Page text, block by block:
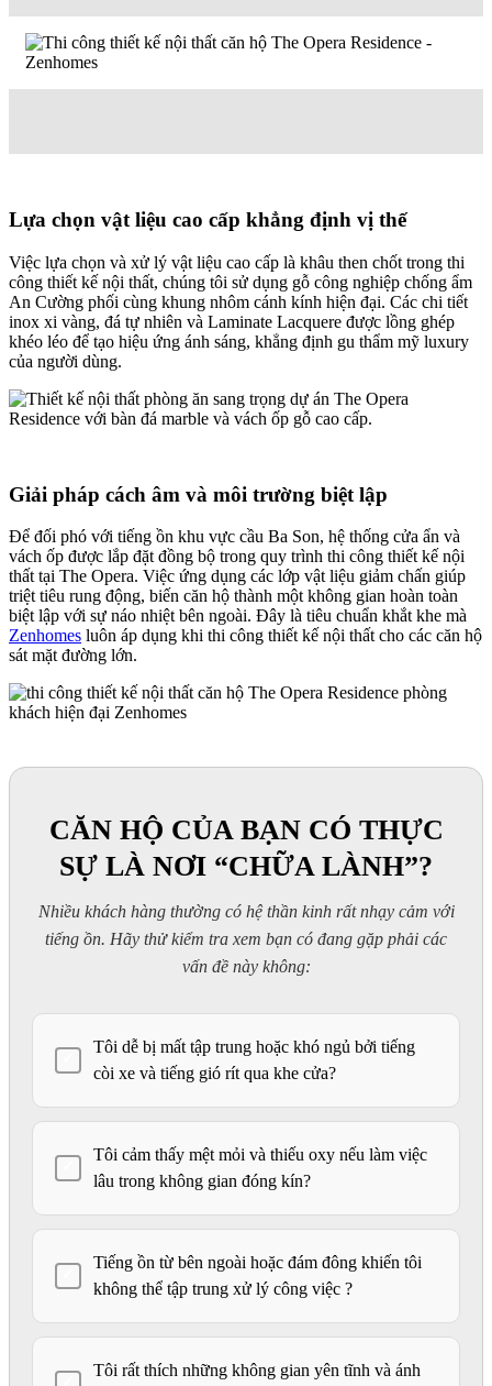
Lựa chọn vật liệu cao cấp khẳng định vị thế
Việc lựa chọn và xử lý vật liệu cao cấp là khâu then chốt trong thi
công thiết kế nội thất, chúng tôi sử dụng gỗ công nghiệp chống ẩm
An Cường phối cùng khung nhôm cánh kính hiện đại. Các chi tiết
inox xi vàng, đá tự nhiên và Laminate Lacquere được lồng ghép
khéo léo để tạo hiệu ứng ánh sáng, khẳng định gu thẩm mỹ luxury
của người dùng.
Giải pháp cách âm và môi trường biệt lập
Để đối phó với tiếng ồn khu vực cầu Ba Son, hệ thống cửa ẩn và
vách ốp được lắp đặt đồng bộ trong quy trình thi công thiết kế nội
thất tại The Opera. Việc ứng dụng các lớp vật liệu giảm chấn giúp
triệt tiêu rung động, biến căn hộ thành một không gian hoàn toàn
biệt lập với sự náo nhiệt bên ngoài. Đây là tiêu chuẩn khắt khe mà
Zenhomes luôn áp dụng khi thi công thiết kế nội thất cho các căn hộ
sát mặt đường lớn.
CĂN HỘ CỦA BẠN CÓ THỰC
SỰ LÀ NƠI “CHỮA LÀNH”?
Nhiều khách hàng thường có hệ thần kinh rất nhạy cảm với
tiếng ồn. Hãy thử kiểm tra xem bạn có đang gặp phải các
vấn đề này không:
Tôi dễ bị mất tập trung hoặc khó ngủ bởi tiếng
còi xe và tiếng gió rít qua khe cửa?
Tôi cảm thấy mệt mỏi và thiếu oxy nếu làm việc
lâu trong không gian đóng kín?
Tiếng ồn từ bên ngoài hoặc đám đông khiến tôi
không thể tập trung xử lý công việc ?
Tôi rất thích những không gian yên tĩnh và ánh